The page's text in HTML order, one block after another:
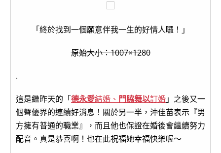
「終於找到一個願意伴我一生的好情人囉！」
原始大小：1007×1280
.
這是繼昨天的「德永愛結婚、 門脇舞以訂婚」之後又一
個聲優界的連續好消息！關於另一半，沖佳苗表示『男
方擁有普通的職業』，而且他也保證在婚後會繼續努力
配音。真是恭喜啊！也在此祝福她幸福快樂喔～